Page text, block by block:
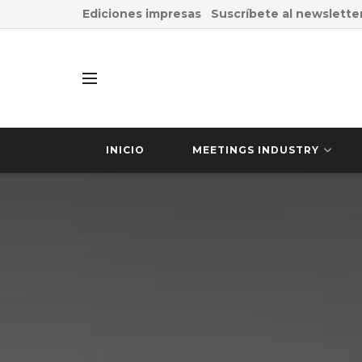
Ediciones impresas Suscríbete al
INICIO MEETINGS INDUSTRY